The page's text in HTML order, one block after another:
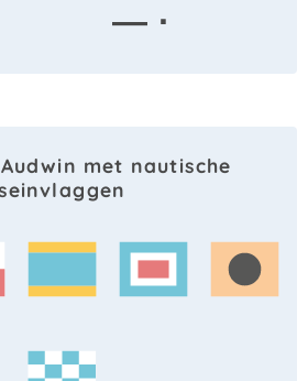
— ·
met nautische